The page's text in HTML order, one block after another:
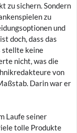
zu sichern. Sondern
zu
und
doch, dass das
stellte keine
nicht, was die
von
Darin war er
Laufe seiner
tolle Produkte